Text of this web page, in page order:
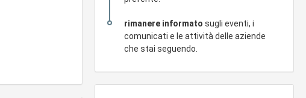
rimanere informato sugli eventi, i
comunicati e le attività delle aziende
che stai seguendo.